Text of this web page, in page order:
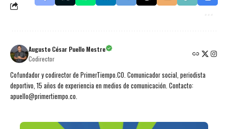
Augusto César Puello Mestre
Codirector
Cofundador y codirector de PrimerTiempo.CO. Comunicador social, periodista
deportivo, 15 años de experiencia en medios de comunicación. Contacto:
apuello@primertiempo.co.